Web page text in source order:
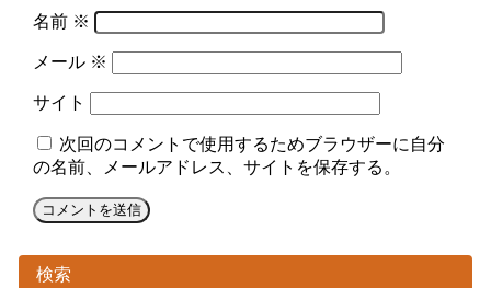
名前 ※
メール ※
サイト
次回のコメントで使用するためブラウザーに自分
の名前、メールアドレス、サイトを保存する。
検索